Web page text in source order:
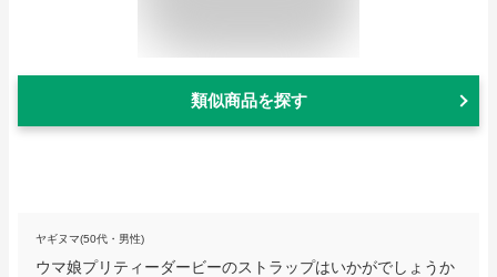
類似商品を探す
ヤギヌマ(50代・男性)
ウマ娘プリティーダービーのストラップはいかがでしょうか